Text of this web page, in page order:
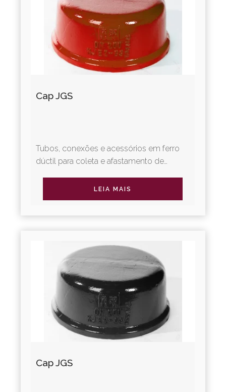
Cap JGS
Tubos, conexões e acessórios em ferro
dúctil para coleta e afastamento de
oferece revestimentos diferenciados,...
LEIA MAIS
Cap JGS